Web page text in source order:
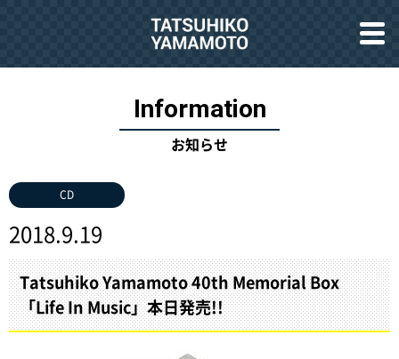
お知らせ
CD
2018.9.19
Tatsuhiko Yamamoto 40th Memorial Box
「Life In Music」本日発売!!